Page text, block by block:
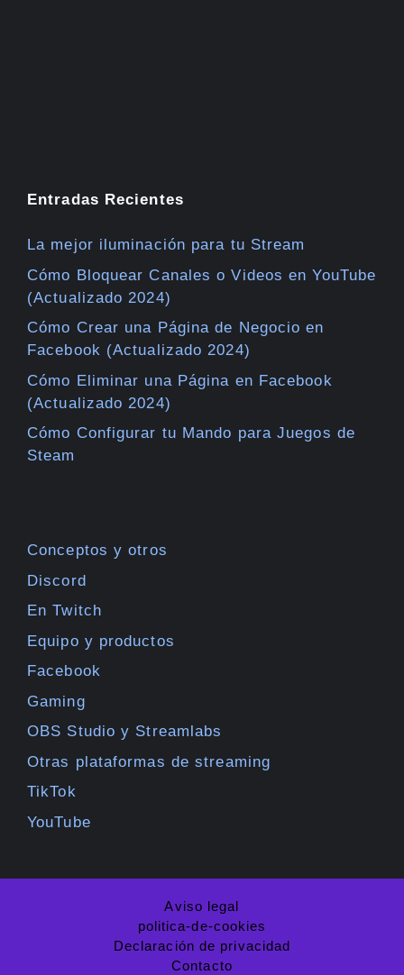
Entradas Recientes
La mejor iluminación para tu Stream
Cómo Bloquear Canales o Videos en YouTube
(Actualizado 2024)
Cómo Crear una Página de Negocio en
Facebook (Actualizado 2024)
Cómo Eliminar una Página en Facebook
(Actualizado 2024)
Cómo Configurar tu Mando para Juegos de
Steam
Conceptos y otros
Discord
En Twitch
Equipo y productos
Facebook
Gaming
OBS Studio y Streamlabs
Otras plataformas de streaming
TikTok
YouTube
Aviso legal
politica-de-cookies
Declaración de privacidad
Contacto